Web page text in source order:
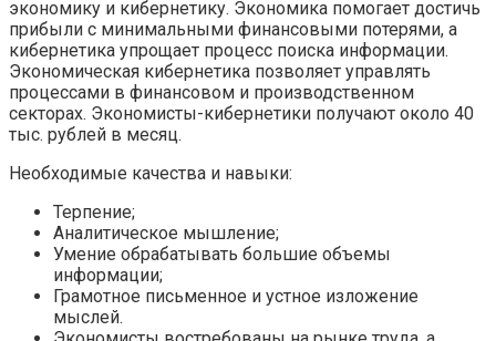
экономику и кибернетику. Экономика помогает достичь
прибыли с минимальными финансовыми потерями, а
кибернетика упрощает процесс поиска информации.
Экономическая кибернетика позволяет управлять
процессами в финансовом и производственном
секторах. Экономисты-кибернетики получают около 40
тыс. рублей в месяц.
Необходимые качества и навыки:
Терпение;
Аналитическое мышление;
Умение обрабатывать большие объемы
информации;
Грамотное письменное и устное изложение
мыслей.